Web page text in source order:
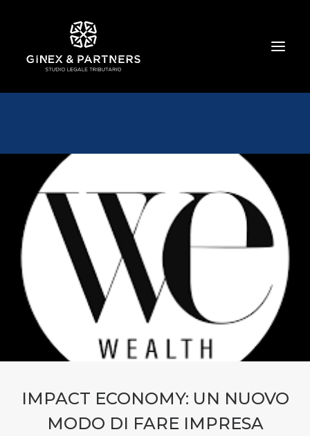
CHI SIAMO
TRIBUTARIO E PENALE TRIBUTARIO
GESTIONE E PROTEZIONE DEL PATRIMONIO
SOCIETARIO E CONTRATTUALISTICA
COMMERCIO INTERNAZIONALE
BANCARIO E FINANZIARIO
NEWS ED EVENTI
CONTATTI
IMPACT ECONOMY: UN NUOVO
MODO DI FARE IMPRESA